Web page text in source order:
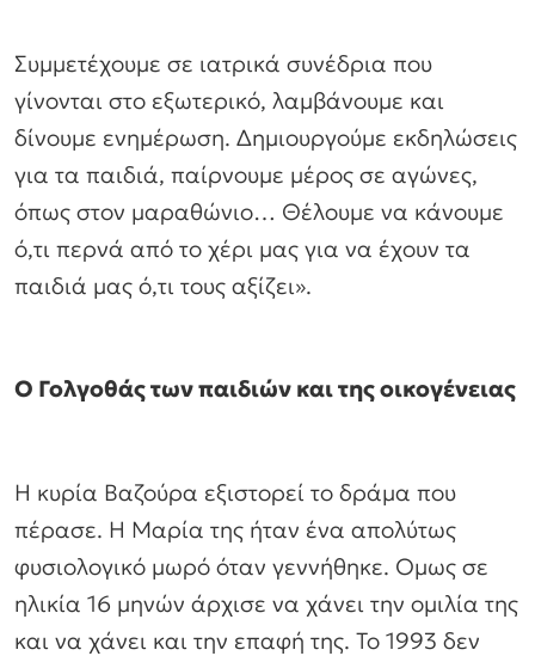
Συμμετέχουμε σε ιατρικά συνέδρια που
γίνονται στο εξωτερικό, λαμβάνουμε και
δίνουμε ενημέρωση. Δημιουργούμε εκδηλώσεις
για τα παιδιά, παίρνουμε μέρος σε αγώνες,
όπως στον μαραθώνιο… Θέλουμε να κάνουμε
ό,τι περνά από το χέρι μας για να έχουν τα
παιδιά μας ό,τι τους αξίζει».
Ο Γολγοθάς των παιδιών και της οικογένειας
Η κυρία Βαζούρα εξιστορεί το δράμα που
πέρασε. Η Μαρία της ήταν ένα απολύτως
φυσιολογικό μωρό όταν γεννήθηκε. Ομως σε
ηλικία 16 μηνών άρχισε να χάνει την ομιλία της
και να χάνει και την επαφή της. Το 1993 δεν